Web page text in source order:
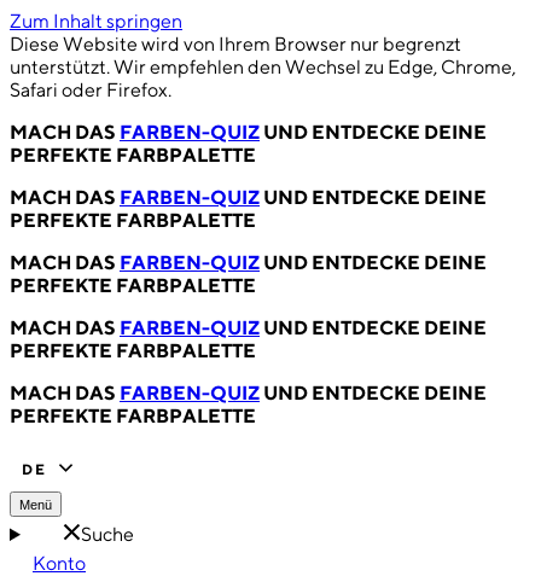
Zum Inhalt springen
Diese Website wird von Ihrem Browser nur begrenzt
unterstützt. Wir empfehlen den Wechsel zu Edge, Chrome,
Safari oder Firefox.
MACH DAS FARBEN-QUIZ UND ENTDECKE DEINE
PERFEKTE FARBPALETTE
MACH DAS FARBEN-QUIZ UND ENTDECKE DEINE
PERFEKTE FARBPALETTE
MACH DAS FARBEN-QUIZ UND ENTDECKE DEINE
PERFEKTE FARBPALETTE
MACH DAS FARBEN-QUIZ UND ENTDECKE DEINE
PERFEKTE FARBPALETTE
MACH DAS FARBEN-QUIZ UND ENTDECKE DEINE
PERFEKTE FARBPALETTE
DE
Menü
Suche
Konto